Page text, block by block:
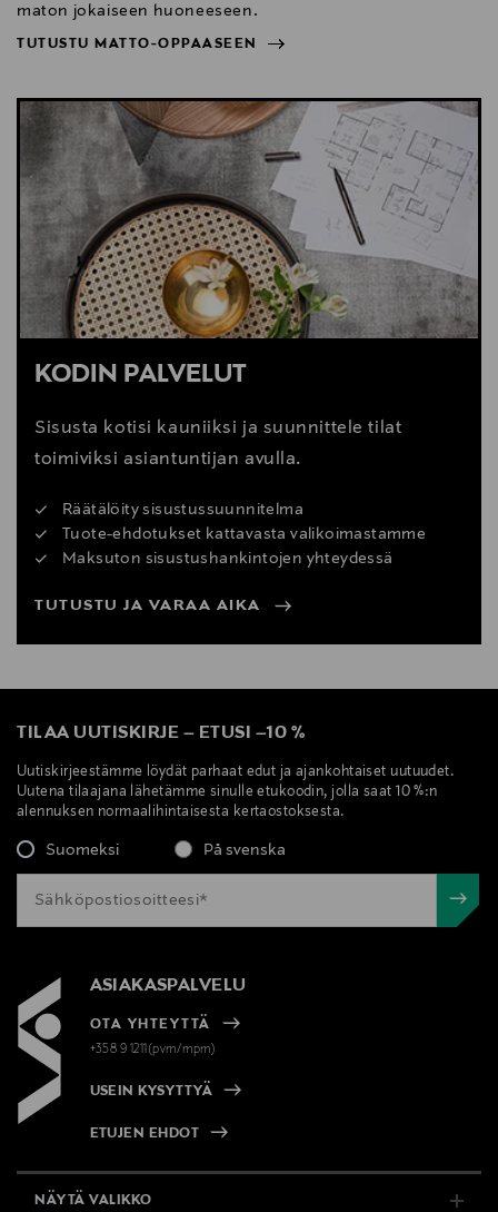
Valmistajan osoite
Tallberginkatu 1 B, 119, FI-00180 Helsinki, Finland
Digitaalinen osoite
woodnotes@woodnotes.fi
maton jokaiseen huoneeseen.
TUTUSTU MATTO-OPPAASEEN
TUTUSTU MATTO-OPPAASEEN
KODIN PALVELUT
Sisusta kotisi kauniiksi ja suunnittele tilat
toimiviksi asiantuntijan avulla.
Räätälöity sisustussuunnitelma
Tuote-ehdotukset kattavasta valikoimastamme
Maksuton sisustushankintojen yhteydessä
TUTUSTU JA VARAA AIKA
TILAA UUTISKIRJE – ETUSI –10 %
Uutiskirjeestämme löydät parhaat edut ja ajankohtaiset uutuudet.
Uutena tilaajana lähetämme sinulle etukoodin, jolla saat 10 %:n
alennuksen normaalihintaisesta kertaostoksesta.
Suomeksi På svenska
ASIAKASPALVELU
OTA YHTEYTTÄ
+358 9 1211(pvm/mpm)
USEIN KYSYTTYÄ
ETUJEN EHDOT
NÄYTÄ VALIKKO